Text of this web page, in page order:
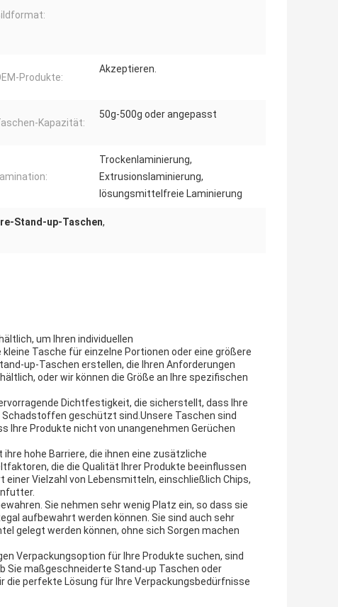
Produkte:
Akzeptieren.
Kapazität:
50g-500g oder angepasst
Trockenlaminierung,
Extrusionslaminierung,
lösungsmittelfreie Laminierung
Stand-up-Taschen,
um Ihren individuellen
Tasche für einzelne Portionen oder eine größere
up-Taschen erstellen, die Ihren Anforderungen
oder wir können die Größe an Ihre spezifischen
Dichtfestigkeit, die sicherstellt, dass Ihre
geschützt sind.Unsere Taschen sind
Ihre Produkte nicht von unangenehmen Gerüchen
hohe Barriere, die ihnen eine zusätzliche
die die Qualität Ihrer Produkte beeinflussen
Vielzahl von Lebensmitteln, einschließlich Chips,
Sie nehmen sehr wenig Platz ein, so dass sie
aufbewahrt werden können. Sie sind auch sehr
gelegt werden können, ohne sich Sorgen machen
Verpackungsoption für Ihre Produkte suchen, sind
Sie maßgeschneiderte Stand-up Taschen oder
die perfekte Lösung für Ihre Verpackungsbedürfnisse